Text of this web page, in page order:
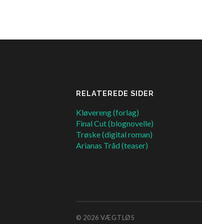
RELATEREDE SIDER
Kløvereng (forlag)
Final Cut (blognovelle)
Trøske (digital roman)
Arianas Tråd (teaser)
© 2026 VÆGTLØS